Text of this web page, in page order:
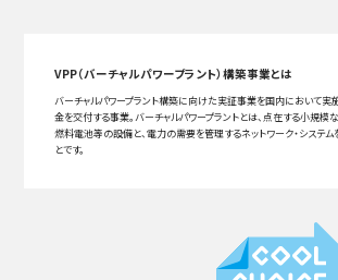
VPP（バーチャルパワープラント）構築事業とは
バーチャルパワープラント構築に向けた実証事業を国内において実
金を交付する事業。バーチャルパワープラントとは、点在する小規模
燃料電池等の設備と、電力の需要を管理するネットワーク・システム
とです。